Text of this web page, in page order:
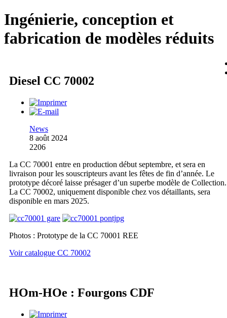
Ingénierie, conception et
fabrication de modèles réduits
Diesel CC 70002
News
8 août 2024
2206
La CC 70001 entre en production début septembre, et sera en
livraison pour les souscripteurs avant les fêtes de fin d’année. Le
prototype décoré laisse présager d’un superbe modèle de Collection.
La CC 70002, uniquement disponible chez vos détaillants, sera
disponible en mars 2025.
Photos : Prototype de la CC 70001 REE
Voir catalogue CC 70002
HOm-HOe : Fourgons CDF